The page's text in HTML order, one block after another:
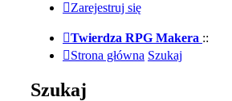
Zarejestruj się
Twierdza RPG Makera ::
Strona główna Szukaj
Szukaj